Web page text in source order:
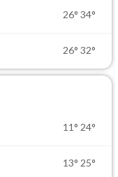
26° 34°
26° 32°
11° 24°
13° 25°